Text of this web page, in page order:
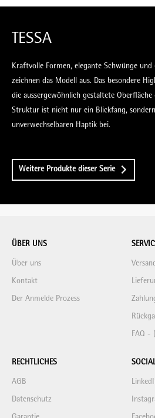
TESSA
Kraftvolle Formen, elegante Schwünge
zeichnen das Modell aus. Das besondere
die aussergewöhnlich gestaltete Oberfläche
Struktur ist nicht nur ein Blickfang,
unverwechselbaren Haptik bei.
Weitere Produkte dieser Serie
ÜBER UNS
Über uns
Kontakt
Der Anmelde Prozess
FAQ -
RECHTLICHES
AGB
Datenschutz